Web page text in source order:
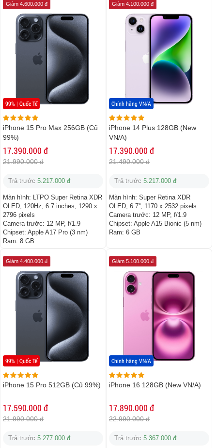
99% | Quốc Tế
Giảm 4.600.000 đ
iPhone 15 Pro Max 256GB (Cũ
99%)
17.390.000 đ
21.990.000 đ
Trả trước 5.217.000 đ
Màn hình: LTPO Super Retina XDR
OLED, 120Hz, 6.7 inches, 1290 x
2796 pixels
Camera trước: 12 MP, f/1.9
Chipset: Apple A17 Pro (3 nm)
Ram: 8 GB
Chính hãng VN/A
Giảm 4.100.000 đ
iPhone 14 Plus 128GB (New
VN/A)
17.390.000 đ
21.490.000 đ
Trả trước 5.217.000 đ
Màn hình: Super Retina XDR
OLED, 6.7'', 1170 x 2532 pixels
Camera trước: 12 MP, f/1.9
Chipset: Apple A15 Bionic (5 nm)
Ram: 6 GB
99% | Quốc Tế
Giảm 4.400.000 đ
iPhone 15 Pro 512GB (Cũ 99%)
17.590.000 đ
21.990.000 đ
Trả trước 5.277.000 đ
Chính hãng VN/A
Giảm 5.100.000 đ
iPhone 16 128GB (New VN/A)
17.890.000 đ
22.990.000 đ
Trả trước 5.367.000 đ